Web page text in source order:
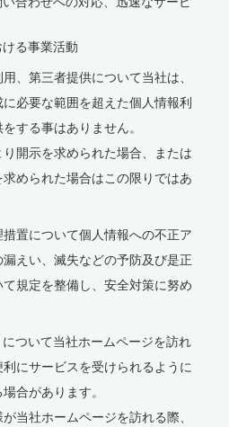
る事業活動
、第三者提供について当社は、
必要な範囲を超えた個人情報利
する事はありません。
開示を求められた場合、または
められた場合はこの限りではあ
置について個人情報への不正ア
えい、滅失などの予防及び是正
規定を整備し、安全対策に努め
ついて当社ホームページを訪れ
にサービスを受けられるように
合があります。
当社ホームページを訪れる際、